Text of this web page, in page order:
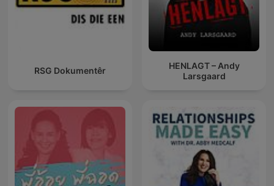
RSG Dokumentêr
HENLAGT – Andy
Larsgaard